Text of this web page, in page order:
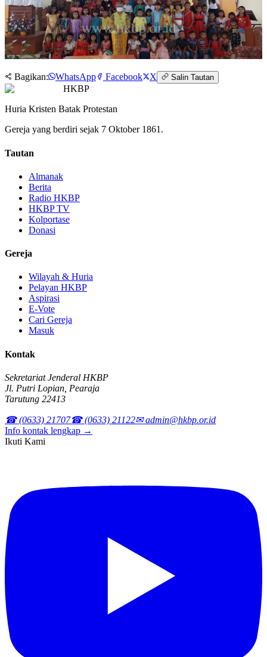
Bagikan: WhatsApp Facebook X Salin Tautan
HKBP
Huria Kristen Batak Protestan
Gereja yang berdiri sejak 7 Oktober 1861.
Tautan
Almanak
Berita
Radio HKBP
HKBP TV
Kolportase
Donasi
Gereja
Wilayah & Huria
Pelayan HKBP
Aspirasi
E-Vote
Cari Gereja
Masuk
Kontak
Sekretariat Jenderal HKBP
Jl. Putri Lopian, Pearaja
Tarutung 22413
☎ (0633) 21707☎ (0633) 21122✉ admin@hkbp.or.id
Info kontak lengkap →
Ikuti Kami